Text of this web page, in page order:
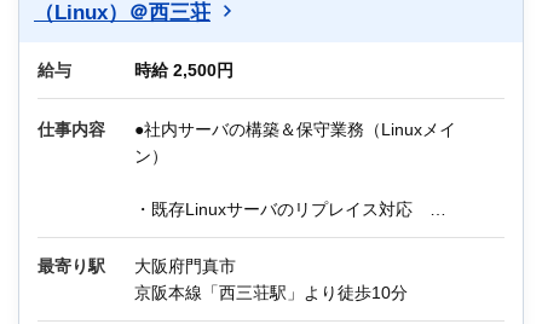
（Linux）＠西三荘
給与 時給 2,500円
仕事内容
●社内サーバの構築＆保守業務（Linuxメイ
ン）
・既存Linuxサーバのリプレイス対応
・サーバ構築（手順書をもとに実施）
・ネットワーク環境設定
・運用保守
最寄り駅
大阪府門真市
京阪本線「西三荘駅」より徒歩10分